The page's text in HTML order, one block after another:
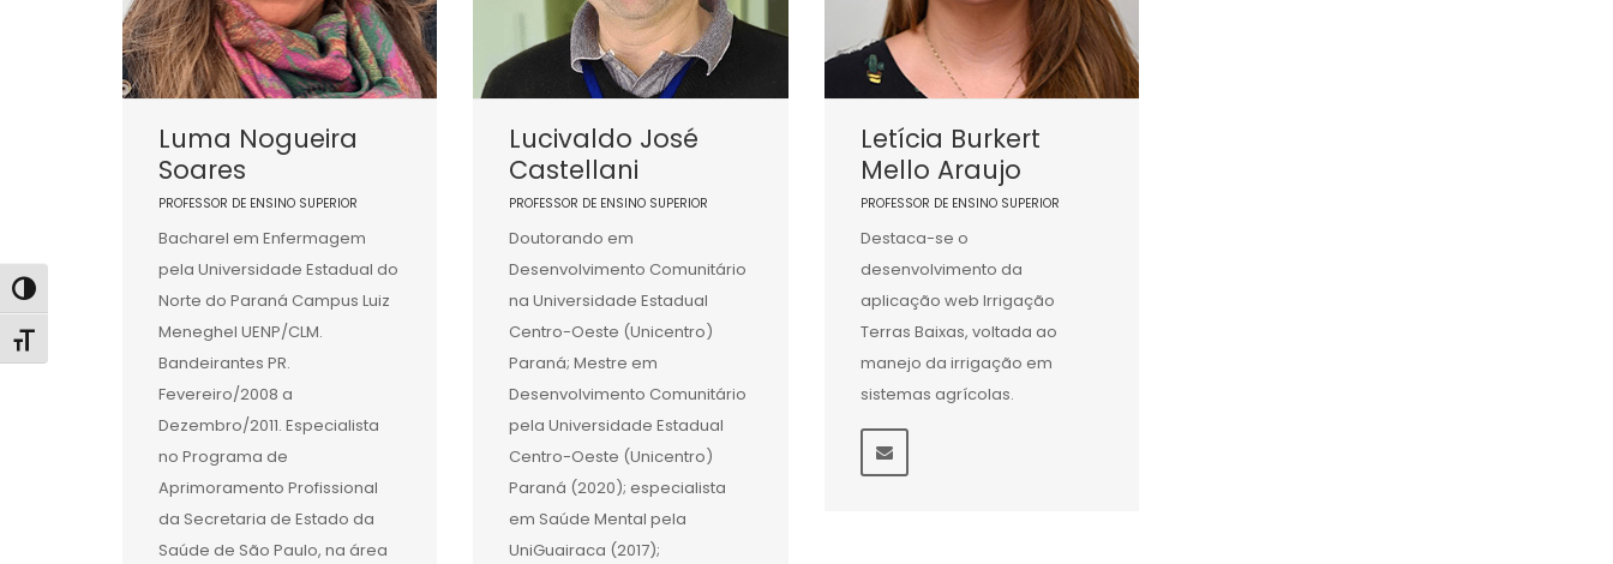
Alternar alto contraste
Alternar tamanho da fonte
Luma Nogueira
Soares
PROFESSOR DE ENSINO SUPERIOR
Bacharel em Enfermagem
pela Universidade Estadual do
Norte do Paraná Campus Luiz
Meneghel UENP/CLM.
Bandeirantes PR.
Fevereiro/2008 a
Dezembro/2011. Especialista
no Programa de
Aprimoramento Profissional
da Secretaria de Estado da
Saúde de São Paulo, na área
Lucivaldo José
Castellani
PROFESSOR DE ENSINO SUPERIOR
Doutorando em
Desenvolvimento Comunitário
na Universidade Estadual
Centro-Oeste (Unicentro)
Paraná; Mestre em
Desenvolvimento Comunitário
pela Universidade Estadual
Centro-Oeste (Unicentro)
Paraná (2020); especialista
em Saúde Mental pela
UniGuairaca (2017);
Letícia Burkert
Mello Araujo
PROFESSOR DE ENSINO SUPERIOR
Destaca-se o
desenvolvimento da
aplicação web Irrigação
Terras Baixas, voltada ao
manejo da irrigação em
sistemas agrícolas.